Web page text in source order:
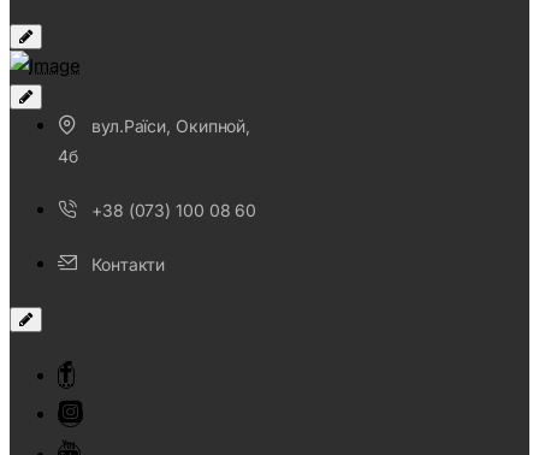
Для Pole Dance це один із найзручніших варіантів.
Після нанесення на долонях утворюється тонкий
шар, який покращує зчеплення з пілоном. При цьому
руки не стають липкими, а сам засіб легко змити
після тренування.
Якщо ви шукаєте магнезію для пілону, варто звертати
щоб засіб добре працював під час тренування, не
обсипався і не вимагав повторного нанесення кожні
кілька хвилин.
вул.Раїси, Окипной,
4б
+38 (073) 100 08 60
Контакти